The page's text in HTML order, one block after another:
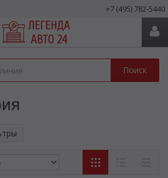
+7 (495) 782-5440
Поиск